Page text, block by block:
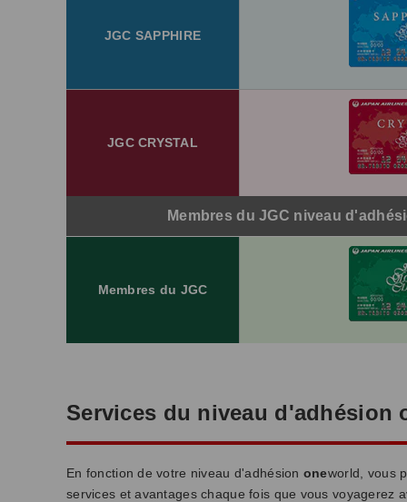
JGC SAPPHIRE
JGC CRYSTAL
Membres du JGC niveau
Membres du JGC
Services du niveau d'adhésion
En fonction de votre niveau d'adhésion oneworld, vous
services et avantages chaque fois que vous voyagerez